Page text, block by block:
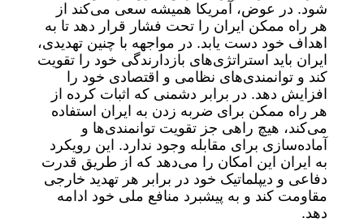
شود. در عوض، آمریکا همیشه سعی می‌کند از
هر راه ممکن ایران را تحت فشار قرار دهد تا به
اهداف خود دست یابد. در مواجهه با چنین تهدیدی،
ایران باید استراتژی‌های بازدارندگی خود را تقویت
کند و توانمندی‌های نظامی و اقتصادی خود را
افزایش دهد. در برابر دشمنی که اثبات کرده از
هر راه ممکن برای ضربه زدن به ایران استفاده
می‌کند، هیچ راهی جز تقویت توانمندی‌ها و
آماده‌سازی برای مقابله وجود ندارد. این رویکرد
به ایران این امکان را می‌دهد که از طریق قدرت
دفاعی و دیپلماتیک خود در برابر هر تهدید خارجی
مقاومت کند و به پیشبرد منافع ملی خود ادامه
دهد.